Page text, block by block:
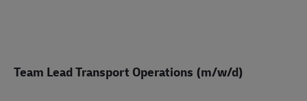
Team Lead Transport Operations (m/w/d)